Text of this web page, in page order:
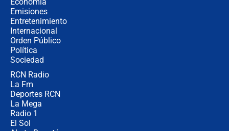
Emisiones
Entretenimiento
Internacional
Orden Público
Política
Sociedad
RCN Radio
La Fm
Deportes RCN
La Mega
Radio 1
El Sol